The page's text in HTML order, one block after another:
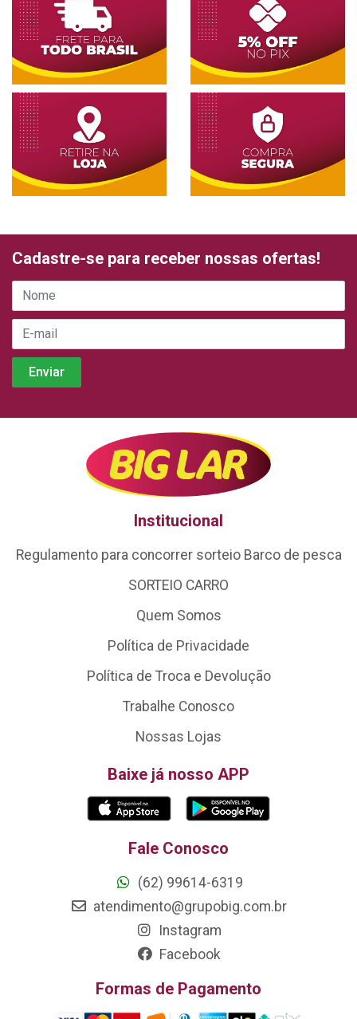
Cadastre-se para receber nossas ofertas!
Institucional
Regulamento para concorrer sorteio Barco de pesca
SORTEIO CARRO
Quem Somos
Política de Privacidade
Política de Troca e Devolução
Trabalhe Conosco
Nossas Lojas
Baixe já nosso APP
Fale Conosco
(62) 99614-6319
atendimento@grupobig.com.br
Instagram
Facebook
Formas de Pagamento